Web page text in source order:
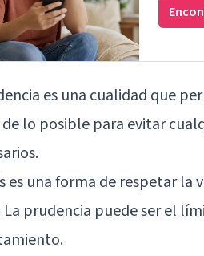
es una cualidad que
lo posible para evitar
es una forma de respetar
La prudencia puede ser el